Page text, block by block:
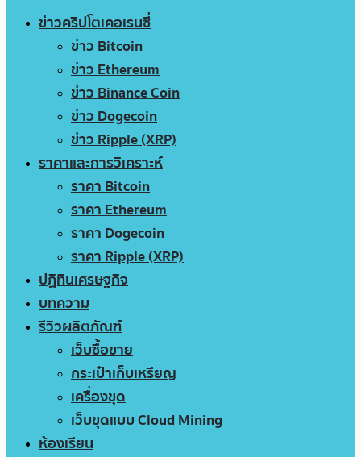
ข่าวคริปโตเคอเรนซี่
ข่าว Bitcoin
ข่าว Ethereum
ข่าว Binance Coin
ข่าว Dogecoin
ข่าว Ripple (XRP)
ราคาและการวิเคราะห์
ราคา Bitcoin
ราคา Ethereum
ราคา Dogecoin
ราคา Ripple (XRP)
ปฏิทินเศรษฐกิจ
บทความ
รีวิวผลิตภัณฑ์
เว็บซื้อขาย
กระเป๋าเก็บเหรียญ
เครื่องขุด
เว็บขุดแบบ Cloud Mining
ห้องเรียน